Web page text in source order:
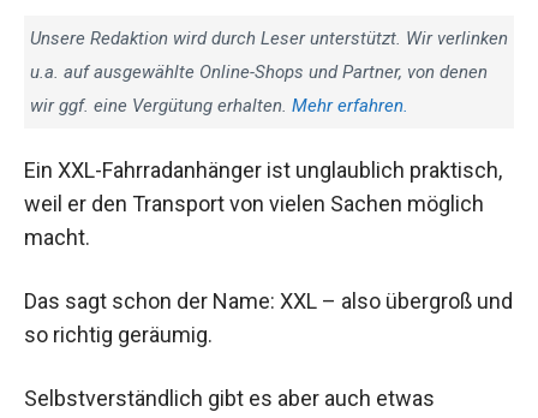
Unsere Redaktion wird durch Leser unterstützt. Wir verlinken
u.a. auf ausgewählte Online-Shops und Partner, von denen
wir ggf. eine Vergütung erhalten. Mehr erfahren.
Ein XXL-Fahrradanhänger ist unglaublich praktisch,
weil er den Transport von vielen Sachen möglich
macht.
Das sagt schon der Name: XXL – also übergroß und
so richtig geräumig.
Selbstverständlich gibt es aber auch etwas